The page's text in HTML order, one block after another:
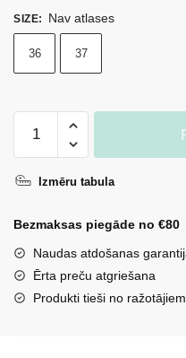
SIZE: Nav atlases
36 37
ādas
uz
zoles
40425
melnas
daudzums
Izmēru tabula
Bezmaksas piegāde no €80
Naudas atdošanas
Ērta preču atgriešana
Produkti tieši no